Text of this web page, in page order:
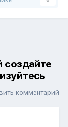
создайте
комментарий